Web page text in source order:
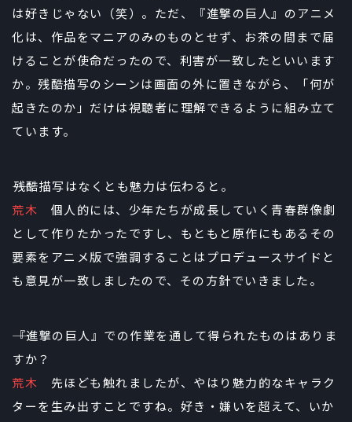
は好きじゃない（笑）。ただ、『進撃の巨人』のアニメ
化は、作品をマニアのみのものとせず、お茶の間まで届
けることが使命だったので、利害が一致したといいます
か。残酷描写のシーンは画面の外に置きながら、「何が
起きたのか」だけは視聴者に理解できるように組み立て
ています。
――残酷描写はなくとも魅力は伝わると。
荒木 個人的には、少年たちが成長していく青春群像劇
として作りたかったですし、もともと原作にもあるその
要素をアニメ版で強調することはプロデュースサイドと
も意見が一致しましたので、その方針でいきました。
――『進撃の巨人』での作業を通して得られたものはありま
すか？
荒木 先ほども触れましたが、やはり魅力的なキャラク
ターを生み出すことですね。好き・嫌いを超えて、いか